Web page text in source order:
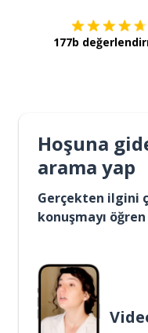
177b
Hoşuna
arama yap
Gerçekten ilgini
konuşmayı öğren